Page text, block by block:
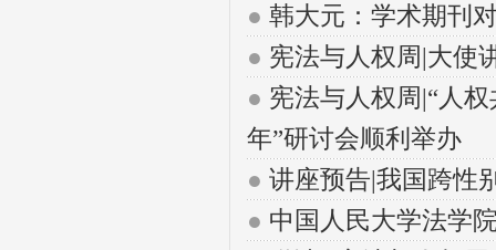
● 韩大元：学术期刊
● 宪法与人权周|大使
● 宪法与人权周|“人
年”研讨会顺利举办
● 讲座预告|我国跨性
● 中国人民大学法学